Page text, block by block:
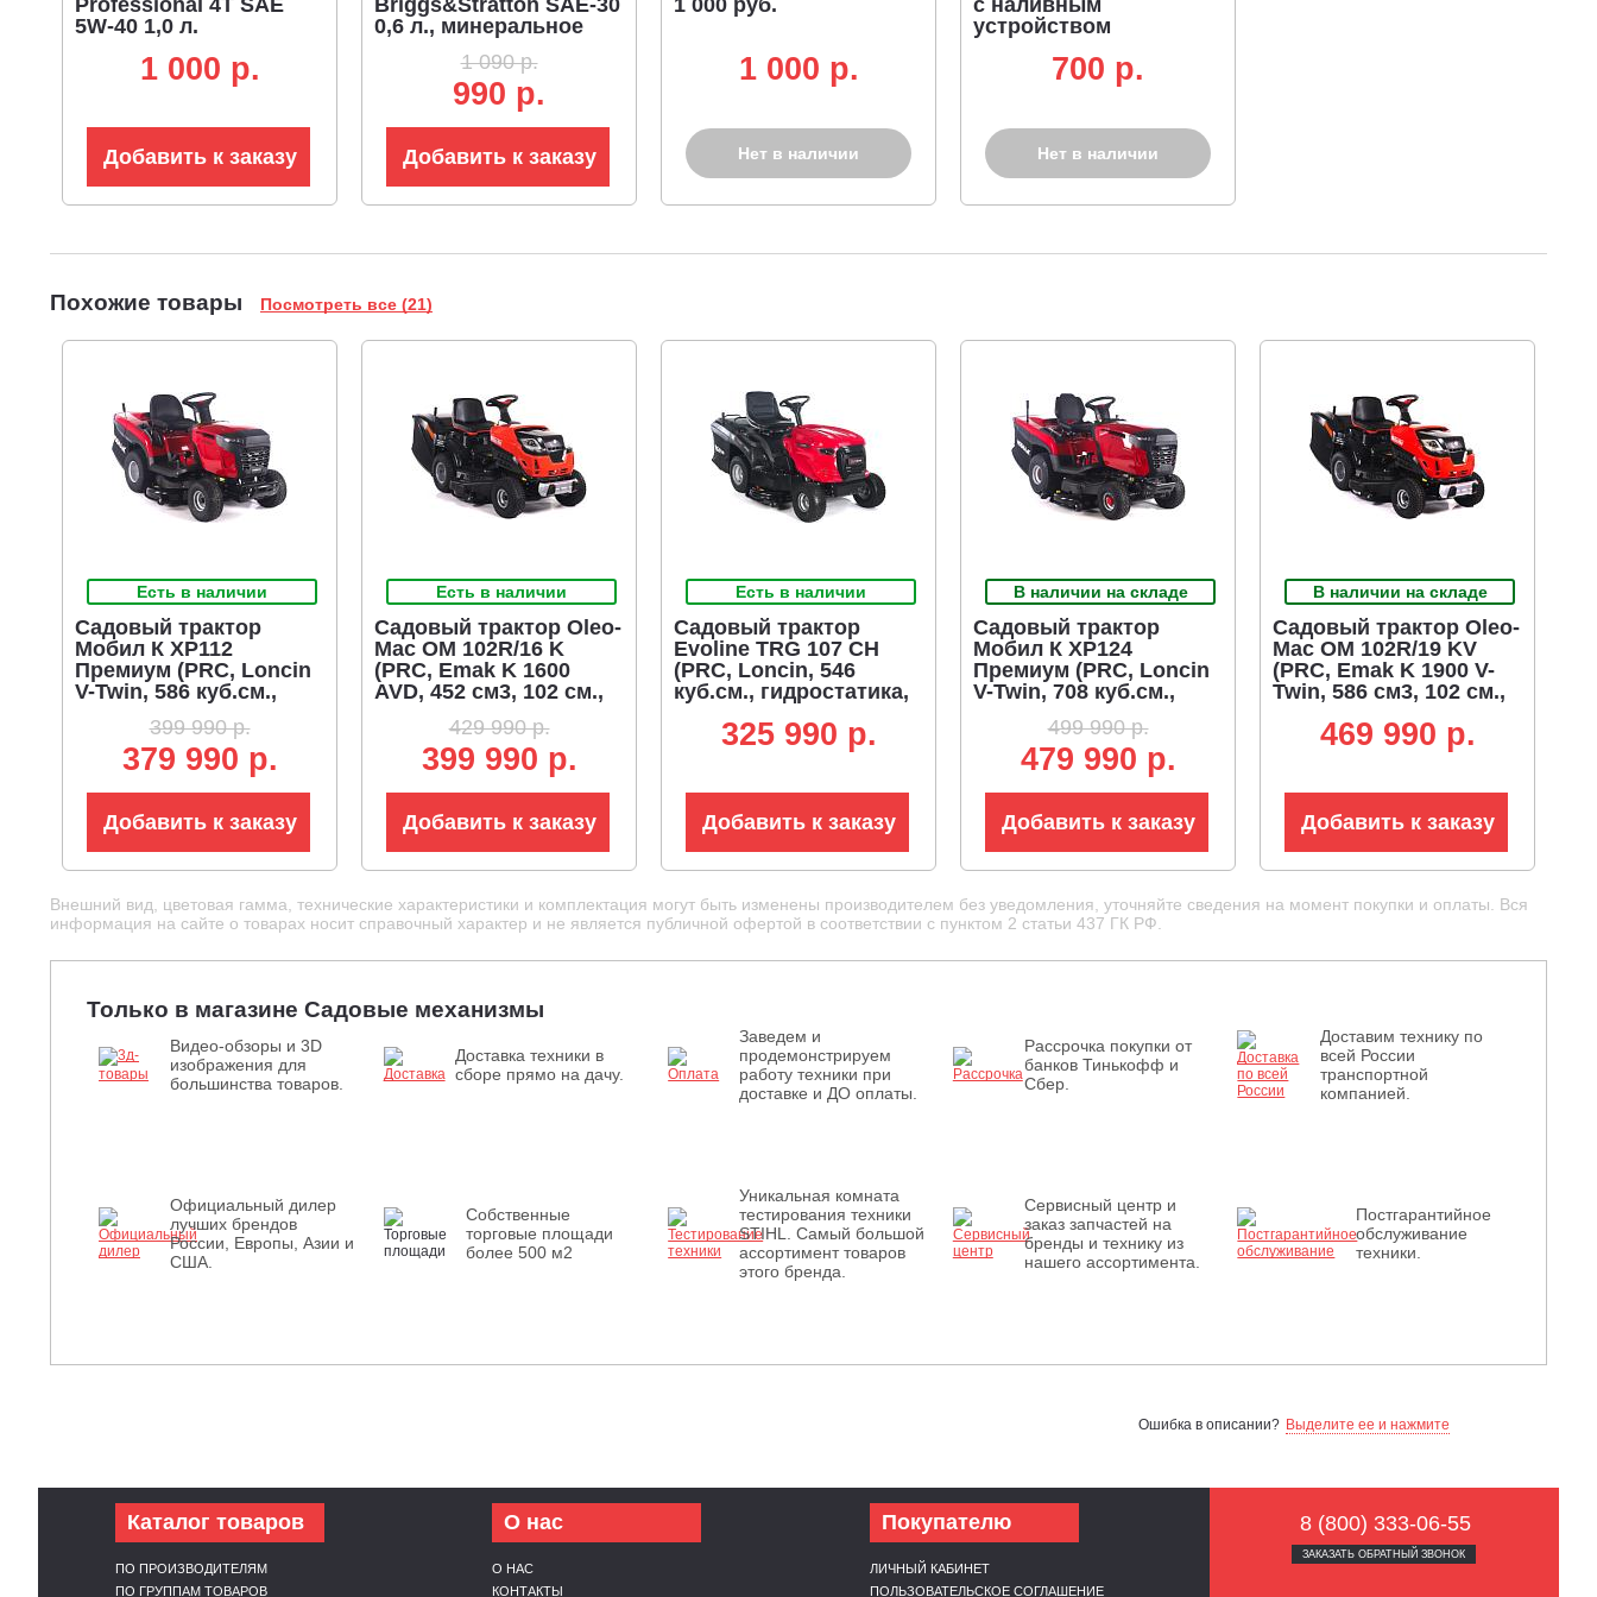
Professional 4T SAE
5W-40 1,0 л.
1 000 p.
Добавить к заказу
Briggs&Stratton SAE-30
0,6 л., минеральное
1 090 р.
990 р.
Добавить к заказу
1 000 руб.
1 000 p.
Нет в наличии
с наливным
устройством
700 p.
Нет в наличии
Похожие товары Посмотреть все (21)
Есть в наличии
Садовый трактор
Мобил К XP112
Премиум (PRC, Loncin
V-Twin, 586 куб.см.,
мульчирование, 240 л.,
ширина кошения 110
см, 208 кг)
399 990 р.
379 990 р.
Добавить к заказу
Есть в наличии
Садовый трактор Oleo-
Mac OM 102R/16 K
(PRC, Emak K 1600
AVD, 452 см3, 102 см.,
травосборник 300 л.,
194 кг.)
429 990 р.
399 990 р.
Добавить к заказу
Есть в наличии
Садовый трактор
Evoline TRG 107 CH
(PRC, Loncin, 546
куб.см., гидростатика,
см, травосборник 220
325 990 p.
Добавить к заказу
В наличии на складе
Садовый трактор
Мобил К XP124
Премиум (PRC, Loncin
V-Twin, 708 куб.см.,
мульчирование, 240 л.
эл/лифт, ширина
кошения 124 см, 285 кг)
499 990 р.
479 990 р.
Добавить к заказу
В наличии на складе
Садовый трактор Oleo-
Mac OM 102R/19 KV
(PRC, Emak K 1900 V-
Twin, 586 см3, 102 см.,
травосборник 300 л.,
469 990 p.
Добавить к заказу
Внешний вид, цветовая гамма, технические характеристики и комплектация могут быть изменены производителем без уведомления, уточняйте сведения на момент покупки и оплаты. Вся
информация на сайте о товарах носит справочный характер и не является публичной офертой в соответствии с пунктом 2 статьи 437 ГК РФ.
Только в магазине Садовые механизмы
Видео-обзоры и 3D
изображения для
большинства товаров.
Доставка техники в
сборе прямо на дачу.
Заведем и
продемонстрируем
работу техники при
доставке и ДО оплаты.
Рассрочка покупки от
банков Тинькофф и
Сбер.
Доставим технику по
всей России
транспортной
компанией.
Официальный дилер
лучших брендов
России, Европы, Азии и
США.
Собственные
торговые площади
более 500 м2
Уникальная комната
тестирования техники
STIHL. Самый большой
ассортимент товаров
этого бренда.
Сервисный центр и
заказ запчастей на
бренды и технику из
нашего ассортимента.
Постгарантийное
обслуживание
техники.
Ошибка в описании? Выделите ее и нажмите
Каталог товаров
ПО ПРОИЗВОДИТЕЛЯМ
ПО ГРУППАМ ТОВАРОВ
О нас
О НАС
КОНТАКТЫ
Покупателю
ЛИЧНЫЙ КАБИНЕТ
ПОЛЬЗОВАТЕЛЬСКОЕ СОГЛАШЕНИЕ
8 (800) 333-06-55
ЗАКАЗАТЬ ОБРАТНЫЙ ЗВОНОК